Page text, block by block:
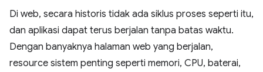
Di web, secara historis tidak ada siklus proses seperti itu,
dan aplikasi dapat terus berjalan tanpa batas waktu.
Dengan banyaknya halaman web yang berjalan,
resource sistem penting seperti memori, CPU, baterai,